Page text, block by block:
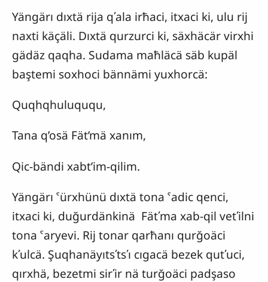
Yängärı dıxtä rija qʹala irħaci, itxaci ki, ulu rij
naxti käçäli. Dıxtä qurzurci ki, säxhäcär virxhi
gädäz qaqha. Sudama maħläcä säb kupäl
baştemi soxhoci bännämi yuxhorcä:
Quqhqhuluququ,
Tana q’osä Fät’mä xanım,
Qic-bändi xabt’im-qilim.
Yängärı ˁürxhünü dıxtä tona ˁadic qenci,
itxaci ki, duğurdänkinä Fätʹma xab-qil vetʹilni
tona ˁaryevi. Rij tonar qarħanı qurğoäci
kʹulcä. Şuqhanäyıtsʹtsʹı cıgacä bezek qutʹuci,
qırxhä, bezetmi sirʹir nä turğoäci padşaso